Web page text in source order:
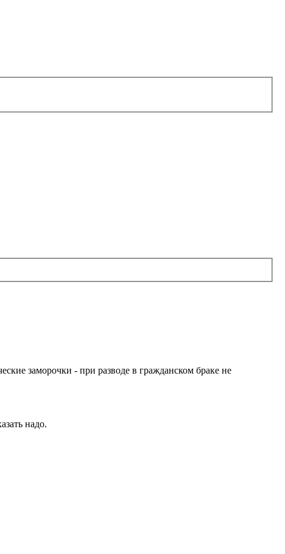
заморочки - при разводе в гражданском браке не
надо.